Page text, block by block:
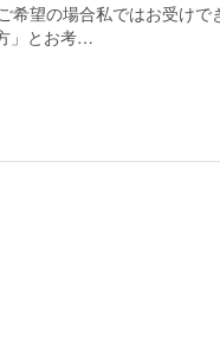
望の場合私ではお受けで
」とお考…